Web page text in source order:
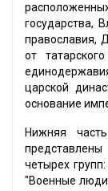
государства,
православия,
от
царской
основание
Нижняя
четырех
"Военные